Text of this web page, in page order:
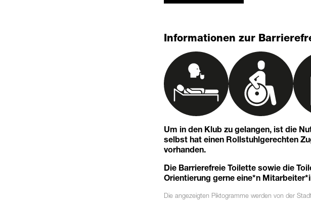
Informationen zur
Um in den Klub zu gelangen, ist die
selbst hat einen Rollstuhlgerechten
vorhanden.
Die Barrierefreie Toilette sowie die
Orientierung gerne eine*n
Die angezeigten Piktogramme werden von der